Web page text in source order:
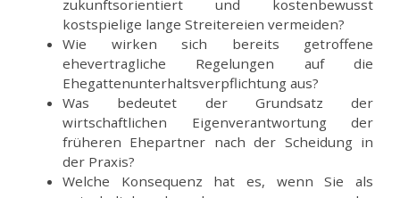
zukunftsorientiert und kostenbewusst
kostspielige lange Streitereien vermeiden?
Wie wirken sich bereits getroffene
ehevertragliche Regelungen auf die
Ehegattenunterhaltsverpflichtung aus?
Was bedeutet der Grundsatz der
wirtschaftlichen Eigenverantwortung der
früheren Ehepartner nach der Scheidung in
der Praxis?
Welche Konsequenz hat es, wenn Sie als